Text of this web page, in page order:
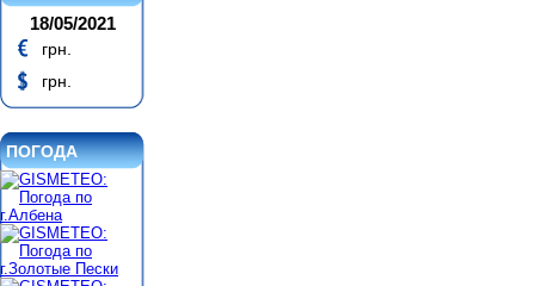
18/05/2021
грн.
грн.
ПОГОДА